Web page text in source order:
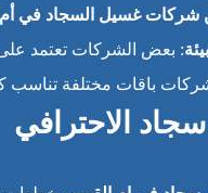
شركات غسيل السجاد في أم
: بعض الشركات تعتمد على
باقات مختلفة
الاحترافي